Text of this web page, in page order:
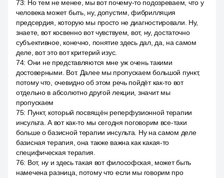
73: Но тем не менее, мы вот почему-то подозреваем, что у
человека может быть, ну, допустим, фибрилляция
предсердия, которую мы просто не диагностировали. Ну,
знаете, вот косвенно вот чувствуем, вот, ну, достаточно
субъективное, конечно, понятие здесь дал, да, на самом
деле, вот это вот критерий изус.
74: Они не представляются мне уж очень такими
достоверными. Вот. Далее мы пропускаем большой пункт,
потому что, очевидно об этом речь пойдёт как-то вот
отдельно в абсолютно другой лекции, значит мы
пропускаем
75: Пункт, который посвящён реперфузионной терапии
инсульта. А вот как-то мы сегодня поговорим все-таки
больше о базисной терапии инсульта. Ну на самом деле
базисная терапия, она также важна как какая-то
специфическая терапия.
76: Вот, ну и здесь такая вот философская, может быть
намечена разница, потому что если мы говорим про